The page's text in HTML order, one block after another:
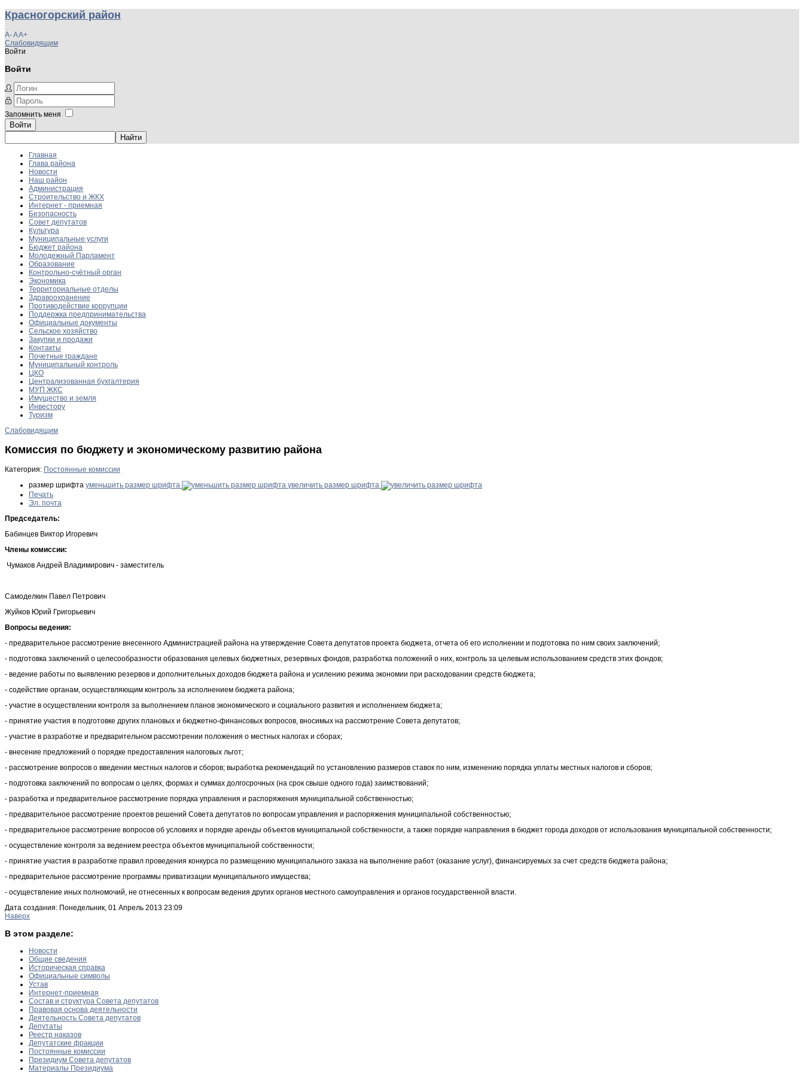
Красногорский район
A-AA+
Слабовидящим
Войти
Войти
Запомнить меня
Войти
Главная
Глава района
Новости
Наш район
Администрация
Строительство и ЖКХ
Интернет - приемная
Безопасность
Совет депутатов
Культура
Муниципальные услуги
Бюджет района
Молодежный Парламент
Образование
Контрольно-счётный орган
Экономика
Территориальные отделы
Здравоохранение
Противодействие коррупции
Поддержка предпринимательства
Официальные документы
Сельское хозяйство
Закупки и продажи
Контакты
Почетные граждане
Муниципальный контроль
ЦКО
Централизованная бухгалтерия
МУП ЖКС
Имущество и земля
Инвестору
Туризм
Слабовидящим
Комиссия по бюджету и экономическому развитию района
Категория: Постоянные комиссии
размер шрифта уменьшить размер шрифта
увеличить размер шрифта
Печать
Эл. почта
Председатель:
Бабинцев Виктор Игоревич
Члены комиссии:
Чумаков Андрей Владимирович - заместитель
Самоделкин Павел Петрович
Жуйков Юрий Григорьевич
Вопросы ведения:
- предварительное рассмотрение внесенного Администрацией района на утверждение Совета депутатов проекта бюджета, отчета об его исполнении и подготовка по ним своих заключений;
- подготовка заключений о целесообразности образования целевых бюджетных, резервных фондов, разработка положений о них, контроль за целевым использованием средств этих фондов;
- ведение работы по выявлению резервов и дополнительных доходов бюджета района и усилению режима экономии при расходовании средств бюджета;
- содействие органам, осуществляющим контроль за исполнением бюджета района;
- участие в осуществлении контроля за выполнением планов экономического и социального развития и исполнением бюджета;
- принятие участия в подготовке других плановых и бюджетно-финансовых вопросов, вносимых на рассмотрение Совета депутатов;
- участие в разработке и предварительном рассмотрении положения о местных налогах и сборах;
- внесение предложений о порядке предоставления налоговых льгот;
- рассмотрение вопросов о введении местных налогов и сборов; выработка рекомендаций по установлению размеров ставок по ним, изменению порядка уплаты местных налогов и сборов;
- подготовка заключений по вопросам о целях, формах и суммах долгосрочных (на срок свыше одного года) заимствований;
- разработка и предварительное рассмотрение порядка управления и распоряжения муниципальной собственностью;
- предварительное рассмотрение проектов решений Совета депутатов по вопросам управления и распоряжения муниципальной собственностью;
- предварительное рассмотрение вопросов об условиях и порядке аренды объектов муниципальной собственности, а также порядке направления в бюджет города доходов от использования муниципальной собственности;
- осуществление контроля за ведением реестра объектов муниципальной собственности;
- принятие участия в разработке правил проведения конкурса по размещению муниципального заказа на выполнение работ (оказание услуг), финансируемых за счет средств бюджета района;
- предварительное рассмотрение программы приватизации муниципального имущества;
- осуществление иных полномочий, не отнесенных к вопросам ведения других органов местного самоуправления и органов государственной власти.
Дата создания: Понедельник, 01 Апрель 2013 23:09
Наверх
В этом разделе:
Новости
Общие сведения
Историческая справка
Официальные символы
Устав
Интернет-приемная
Состав и структура Совета депутатов
Правовая основа деятельности
Деятельность Совета депутатов
Депутаты
Реестр наказов
Депутатские фракции
Постоянные комиссии
Президиум Совета депутатов
Материалы Президиума